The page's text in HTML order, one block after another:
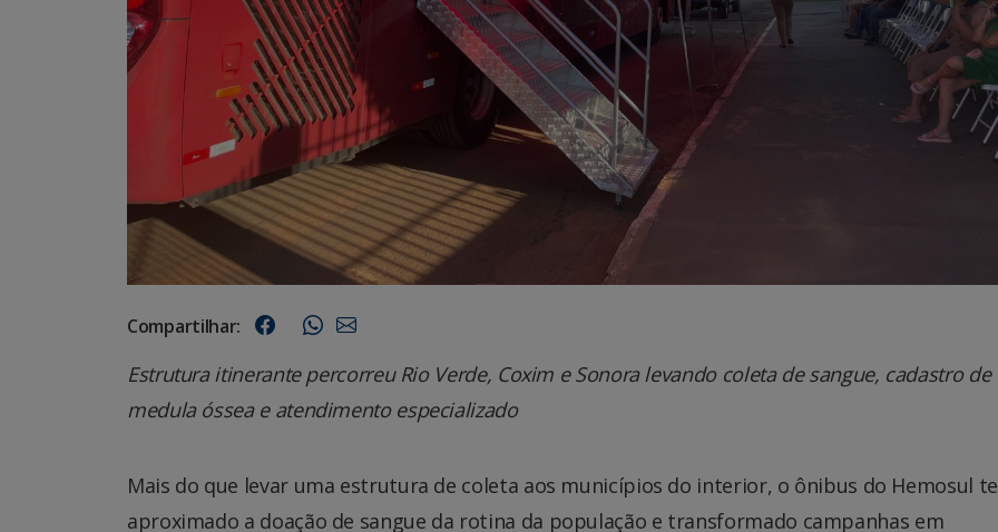
Compartilhar:
Estrutura itinerante percorreu Rio Verde, Coxim e Sonora levando coleta de sangue, cadastro de
medula óssea e atendimento especializado
Mais do que levar uma estrutura de coleta aos municípios do interior, o ônibus do Hemosul
aproximado a doação de sangue da rotina da população e transformado campanhas em